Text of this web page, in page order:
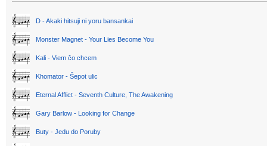
D - Akaki hitsuji ni yoru bansankai
Monster Magnet - Your Lies Become You
Kali - Viem čo chcem
Khomator - Šepot ulic
Eternal Afflict - Seventh Culture, The Awakening
Gary Barlow - Looking for Change
Buty - Jedu do Poruby